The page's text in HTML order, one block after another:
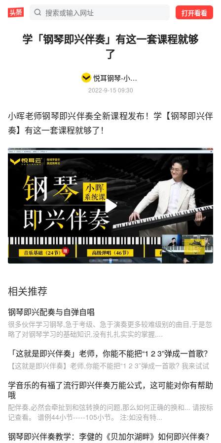
打开看看
学「钢琴即兴伴奏」有这一套课程就够
了
悦耳钢琴-小晖老师
2022-9-15 09:30
小晖老师钢琴即兴伴奏全新课程发布！学【钢琴即兴伴
奏】有这一套课程就够了！
相关推荐
钢琴即兴配奏与自弹自唱
很多伙伴学习钢琴,急于考级、急于演奏更多较难级别的曲目,于是忽
略了对钢琴学习的基础知识,没有扎扎实实的掌握,...
「这就是即兴伴奏」老师，你能不能把“1 2 3”弹成一首歌？
【这就是即兴伴奏】老师,你能不能把“1 2 3”弹成一首歌? 我来试试
学音乐的有福了流行即兴伴奏万能公式，这可能对你有帮助
哦
配伴奏,必然会牵扯到和弦转换的问题,那么如何正确的换和... 请按标
记查看。 谱例44小节-----105小节。 注:如没有特...
钢琴即兴伴奏教学：李健的《贝加尔湖畔》如何即兴伴奏？